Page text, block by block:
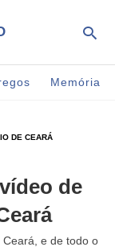
Memória
DE CEARÁ
de
e de todo o